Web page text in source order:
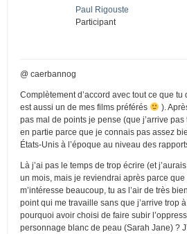
Paul Rigouste
Participant
@ caerbannog
Complètement d’accord avec tout ce que tu
est aussi un de mes films préférés
).
pas mal de points je pense (que j’arrive
en partie parce que je connais pas assez
États-Unis à l’époque au niveau des
Là j’ai pas le temps de trop écrire (et
un mois, mais je reviendrai après parce
m’intéresse beaucoup, tu as l’air de très
point qui me travaille sans que j’arrive trop
pourquoi avoir choisi de faire subir
personnage blanc de peau (Sarah Jane) ?